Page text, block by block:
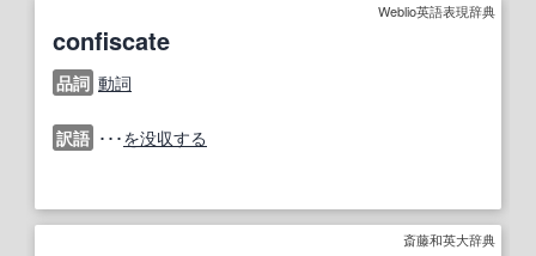
Weblio英語表現辞典
confiscate
品詞 動詞
訳語 ･･･を没収する
斎藤和英大辞典